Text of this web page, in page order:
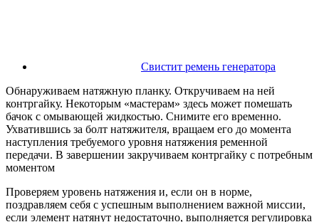
Свистит ремень генератора
Обнаруживаем натяжную планку. Откручиваем на ней
контргайку. Некоторым «мастерам» здесь может помешать
бачок с омывающей жидкостью. Снимите его временно.
Ухватившись за болт натяжителя, вращаем его до момента
наступления требуемого уровня натяжения ременной
передачи. В завершении закручиваем контргайку с потребным
моментом
Проверяем уровень натяжения и, если он в норме,
поздравляем себя с успешным выполнением важной миссии,
если элемент натянут недостаточно, выполняется регулировка